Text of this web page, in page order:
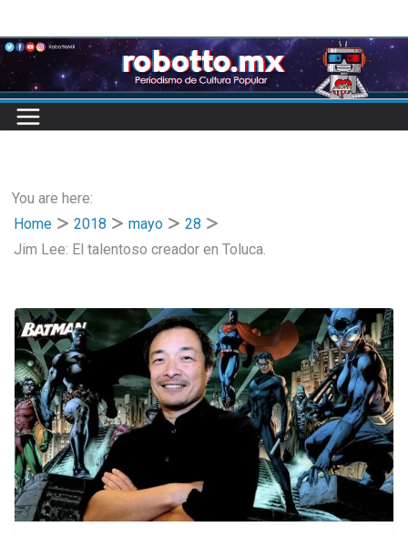
to
content
You are here:
Home
2018 mayo
28
Jim Lee: El talentoso creador en Toluca.